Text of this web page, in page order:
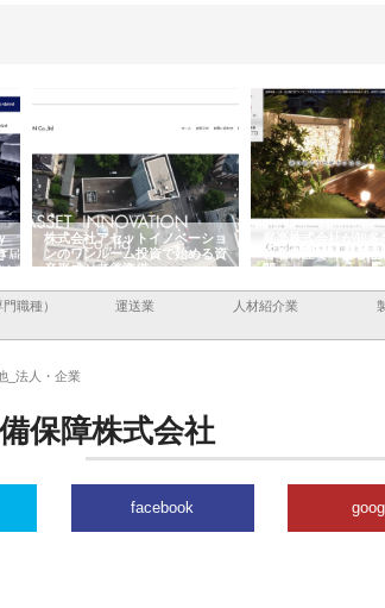
株式会社アセットイノベーショ
ンのワンルーム投資で始める資
産形成と老後準備
と名古屋で叶える理
間
職種） 運送業 人材紹介業
_法人・企業
保障株式会社
facebook